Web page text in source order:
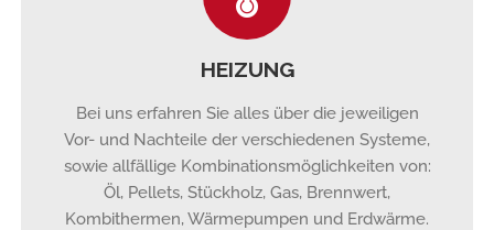
HEIZUNG
Bei uns erfahren Sie alles über die jeweiligen
Vor- und Nachteile der verschiedenen Systeme,
sowie allfällige Kombinationsmöglichkeiten von:
Öl, Pellets, Stückholz, Gas, Brennwert,
Kombithermen, Wärmepumpen und Erdwärme.